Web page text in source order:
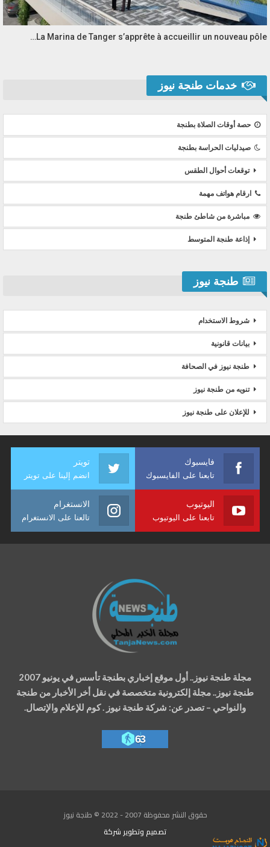
La Marina de Tanger s’apprête à accueillir un nouveau pôle…
خدمات طنجة نيوز
حصة أوقات الصلاة بطنجة
صيدليات الحراسة بطنجة
توقعات أحوال الطقس
ارقام هواتف مهمة
مباشرة من شاطئ طنجة
إذاعة طنجة المتوسط
طنجة نيوز
شروط الاستخدام
بيانات قانونية
طنجة نيوز في الصحافة
تنويه من طنجة نيوز
للإعلان على طنجة نيوز
فايسبوك
تابعنا على الفايسبوك
تويتر
انضم إلينا على تويتر
اليوتيوب
تابعنا على اليوتيوب
الانستغرام
تالعنا على الانستغرام
مجلة طنجة نيوز.. أول موقع إخباري بطنجة تأسس في يونيو 2007
طنجة نيوز.. مجلة إلكترونية متخصصة في نقل أخر الأخبار من طنجة
والنواحي – تصدر عن: شركة طنجة نيوز . كوم للإعلام والإتصال.
63
حقوق النشر محفوظة 2007 - 2022 © طنجة نيوز
تصميم وتطوير شركة